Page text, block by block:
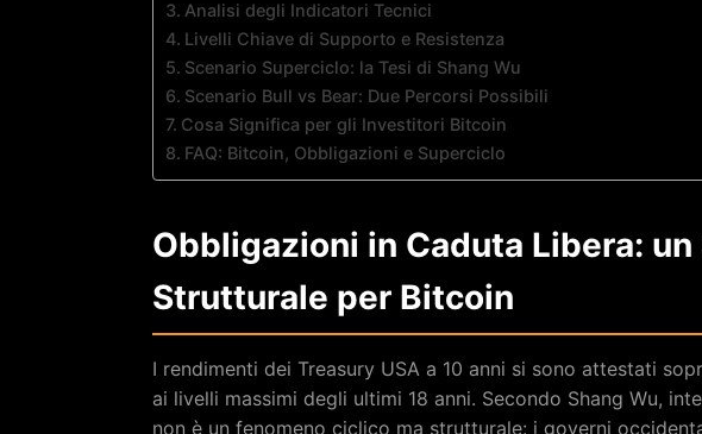
Analisi degli Indicatori Tecnici
Livelli Chiave di Supporto e Resistenza
Scenario Superciclo: la Tesi di Shang Wu
Scenario Bull vs Bear: Due Percorsi Possibili
Cosa Significa per gli Investitori Bitcoin
FAQ: Bitcoin, Obbligazioni e Superciclo
Obbligazioni in Caduta Libera: un
Strutturale per Bitcoin
I rendimenti dei Treasury USA a 10 anni si sono attestati
ai livelli massimi degli ultimi 18 anni. Secondo Shang Wu,
non è un fenomeno ciclico ma strutturale: i governi